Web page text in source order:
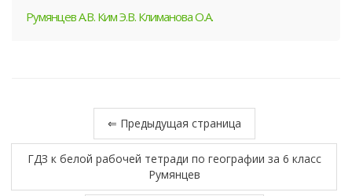
Румянцев А.В. Ким Э.В. Климанова О.А.
⇐ Предыдущая страница
ГДЗ к белой рабочей тетради по географии за 6 класс
Румянцев